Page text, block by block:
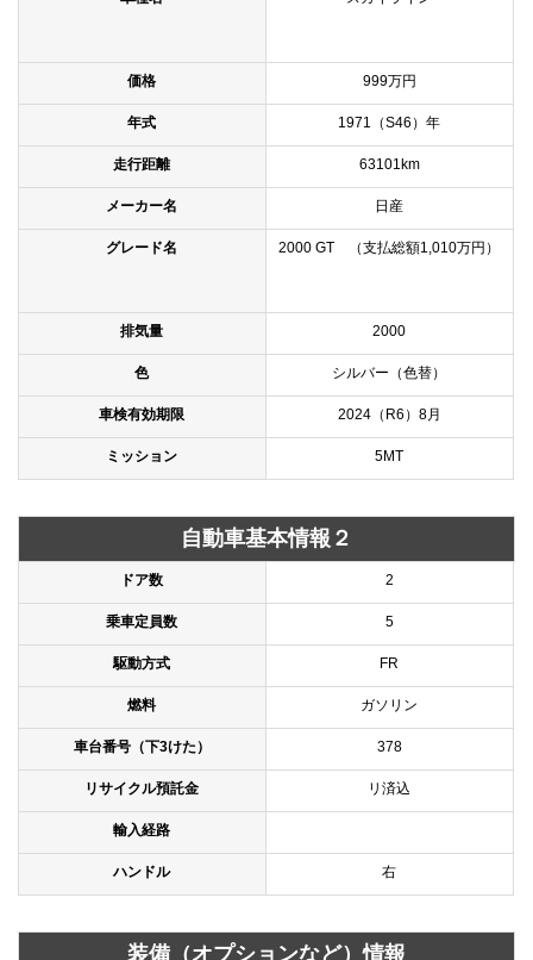
価格 999万円
年式 1971（S46）年
走行距離 63101km
メーカー名 日産
グレード名 2000 GT （支払総額1,010万円）
排気量 2000
色 シルバー（色替）
車検有効期限 2024（R6）8月
ミッション 5MT
自動車基本情報２
ドア数 2
乗車定員数 5
駆動方式 FR
燃料 ガソリン
車台番号（下3けた） 378
リサイクル預託金 リ済込
輸入経路
ハンドル 右
装備（オプションなど）情報